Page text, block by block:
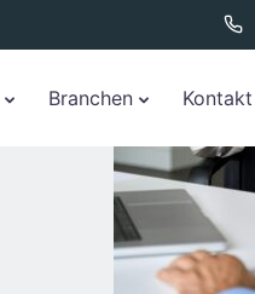
Branchen Kontakt